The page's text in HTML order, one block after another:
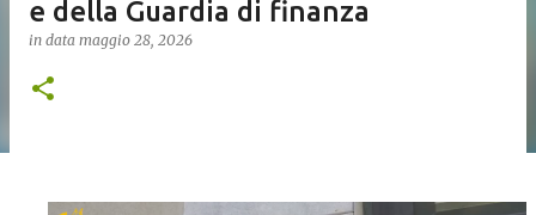
e della Guardia di finanza
in data maggio 28, 2026